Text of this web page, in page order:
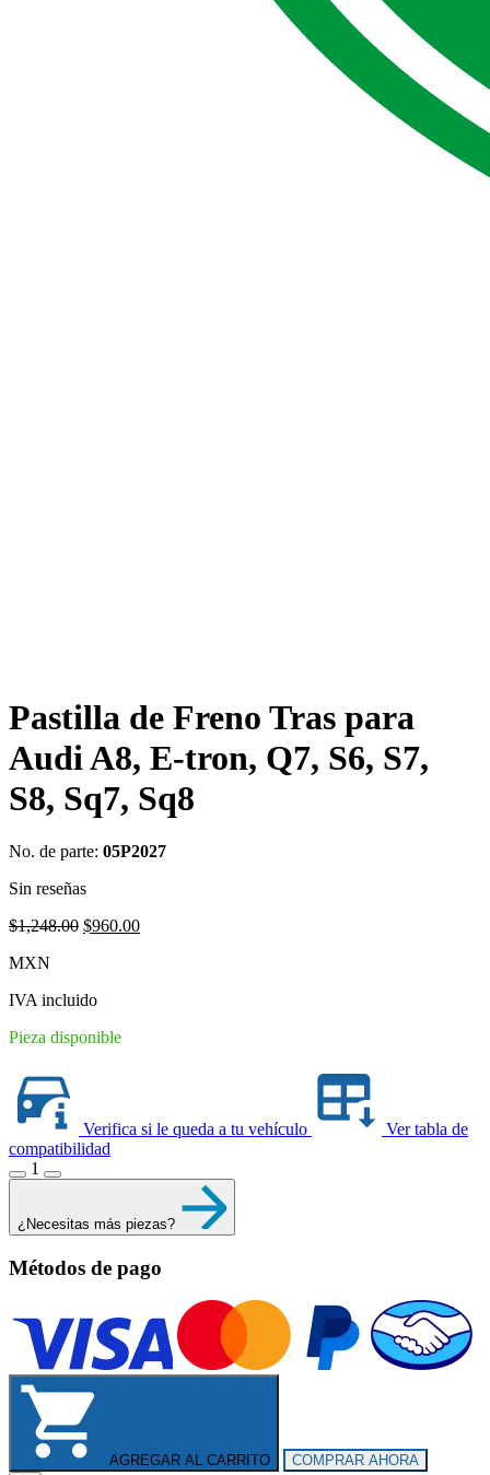
Pastilla de Freno Tras para
Audi A8, E-tron, Q7, S6, S7,
S8, Sq7, Sq8
No. de parte: 05P2027
Sin reseñas
$1,248.00 Original
$960.00Current
MXN
IVA incluido
Pieza disponible
Verifica si le queda a tu vehículo
Ver tabla de
compatibilidad
1
¿Necesitas más piezas?
Métodos de pago
AGREGAR AL CARRITO COMPRAR AHORA